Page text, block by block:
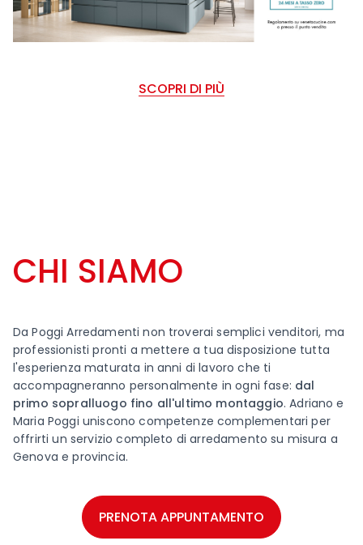
SCOPRI DI PIÙ
CHI SIAMO
Da Poggi Arredamenti non troverai semplici venditori, ma
professionisti pronti a mettere a tua disposizione tutta
l'esperienza maturata in anni di lavoro che ti
accompagneranno personalmente in ogni fase: dal
primo sopralluogo fino all'ultimo montaggio. Adriano e
Maria Poggi uniscono competenze complementari per
offrirti un servizio completo di arredamento su misura a
Genova e provincia.
PRENOTA APPUNTAMENTO